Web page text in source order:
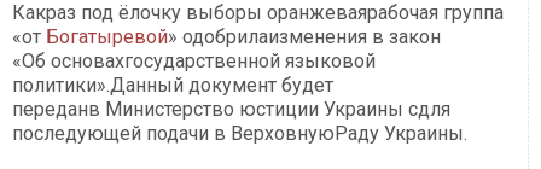
Какраз под ёлочку выборы оранжеваярабочая группа
«от Богатыревой» одобрилаизменения в ​​закон
«Об основахгосударственной языковой
политики».Данный документ будет
переданв Министерство юстиции Украины сдля
последующей подачи в ВерховнуюРаду Украины.